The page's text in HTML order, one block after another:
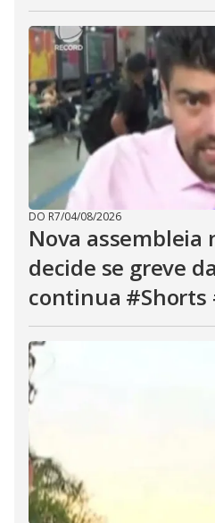
DO R7/04/08/2026
Nova assembleia
decide se greve
continua #Shorts